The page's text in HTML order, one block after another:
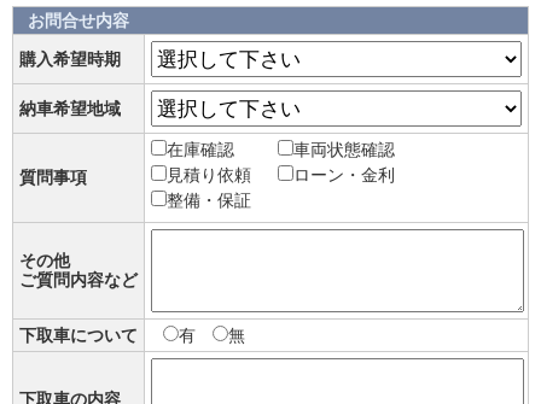
お問合せ内容
購入希望時期
納車希望地域
質問事項
在庫確認
車両状態確認
見積り依頼
ローン・金利
整備・保証
その他
ご質問内容など
下取車について 有 無
下取車の内容